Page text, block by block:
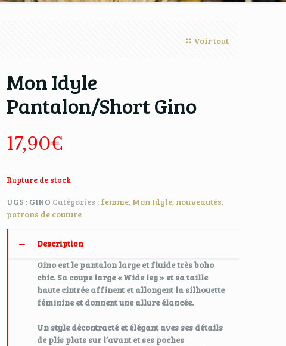
Voir tout
Mon Idyle
Pantalon/Short Gino
17,90€
Rupture de stock
UGS : GINO Catégories : femme, Mon Idyle, nouveautés,
patrons de couture
Description
Gino est le pantalon large et fluide très boho
chic. Sa coupe large « Wide leg » et sa taille
haute cintrée affinent et allongent la silhouette
féminine et donnent une allure élancée.
Un style décontracté et élégant aves ses détails
de plis plats sur l’avant et ses poches